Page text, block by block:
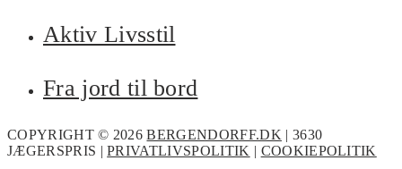
Aktiv Livsstil
Fra jord til bord
COPYRIGHT © 2026BERGENDORFF.DK | 3630
JÆGERSPRIS |PRIVATLIVSPOLITIK | COOKIEPOLITIK